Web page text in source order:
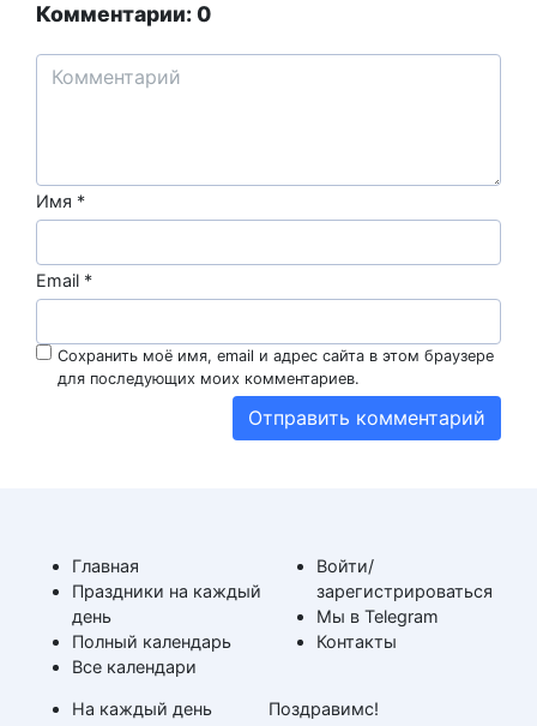
Комментарии: 0
Имя *
Email *
Сохранить моё имя, email и адрес сайта в этом браузере
для последующих моих комментариев.
Главная
Праздники на каждый
день
Полный календарь
Все календари
На каждый день
Войти/
зарегистрироваться
Мы в Telegram
Контакты
Поздравимс!